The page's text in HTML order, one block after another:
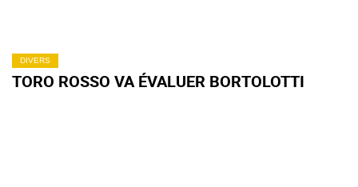
DIVERS
TORO ROSSO VA ÉVALUER BORTOLOTTI